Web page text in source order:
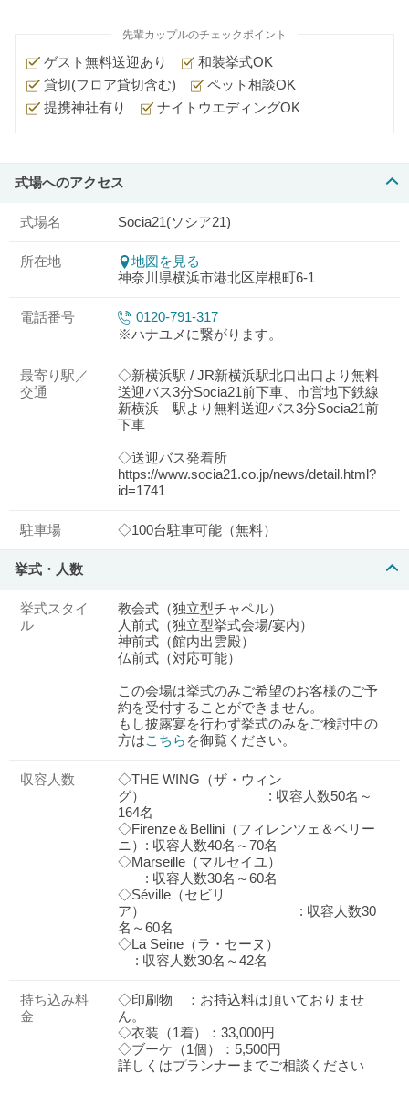
先輩カップルのチェックポイント
ゲスト無料送迎あり
和装挙式OK
貸切(フロア貸切含む)
ペット相談OK
提携神社有り
ナイトウエディングOK
式場へのアクセス
式場名 Socia21(ソシア21)
所在地
地図を見る
神奈川県横浜市港北区岸根町6-1
電話番号
0120-791-317
※ハナユメに繋がります。
最寄り駅／
交通
◇新横浜駅 / JR新横浜駅北口出口より無料
送迎バス3分Socia21前下車、市営地下鉄線
新横浜 駅より無料送迎バス3分Socia21前
下車
◇送迎バス発着所
https://www.socia21.co.jp/news/detail.html?
id=1741
駐車場 ◇100台駐車可能（無料）
挙式・人数
挙式スタイ
ル
教会式（独立型チャペル）
人前式（独立型挙式会場/宴内）
神前式（館内出雲殿）
仏前式（対応可能）
この会場は挙式のみご希望のお客様のご予
約を受付することができません。
もし披露宴を行わず挙式のみをご検討中の
方はこちら を御覧ください。
収容人数
◇THE WING（ザ・ウィン
グ） : 収容人数50名～
164名
◇Firenze＆Bellini（フィレンツェ＆ベリー
ニ）: 収容人数40名～70名
◇Marseille（マルセイユ）
: 収容人数30名～60名
◇Séville（セビリ
ア） : 収容人数30
名～60名
◇La Seine（ラ・セーヌ）
: 収容人数30名～42名
持ち込み料
金
◇印刷物 ：お持込料は頂いておりませ
ん。
◇衣装（1着）：33,000円
◇ブーケ（1個）：5,500円
詳しくはプランナーまでご相談ください